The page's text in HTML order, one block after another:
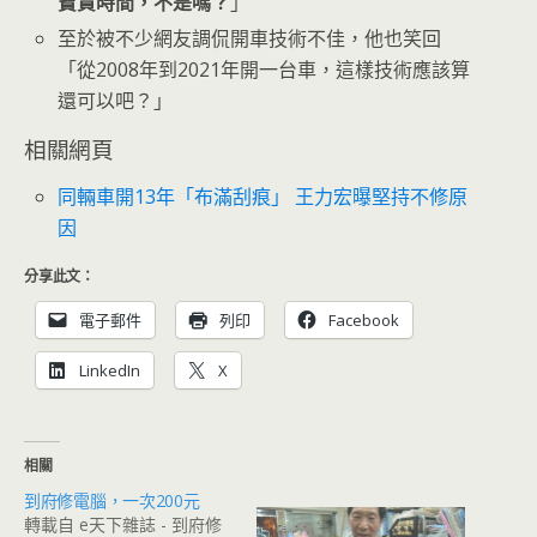
至於被不少網友調侃開車技術不佳，他也笑回
「從2008年到2021年開一台車，這樣技術應該算
還可以吧？」
相關網頁
同輛車開13年「布滿刮痕」 王力宏曝堅持不修原
因
分享此文：
電子郵件 列印 Facebook
LinkedIn X
相關
到府修電腦，一次200元
轉載自 e天下雜誌 - 到府修